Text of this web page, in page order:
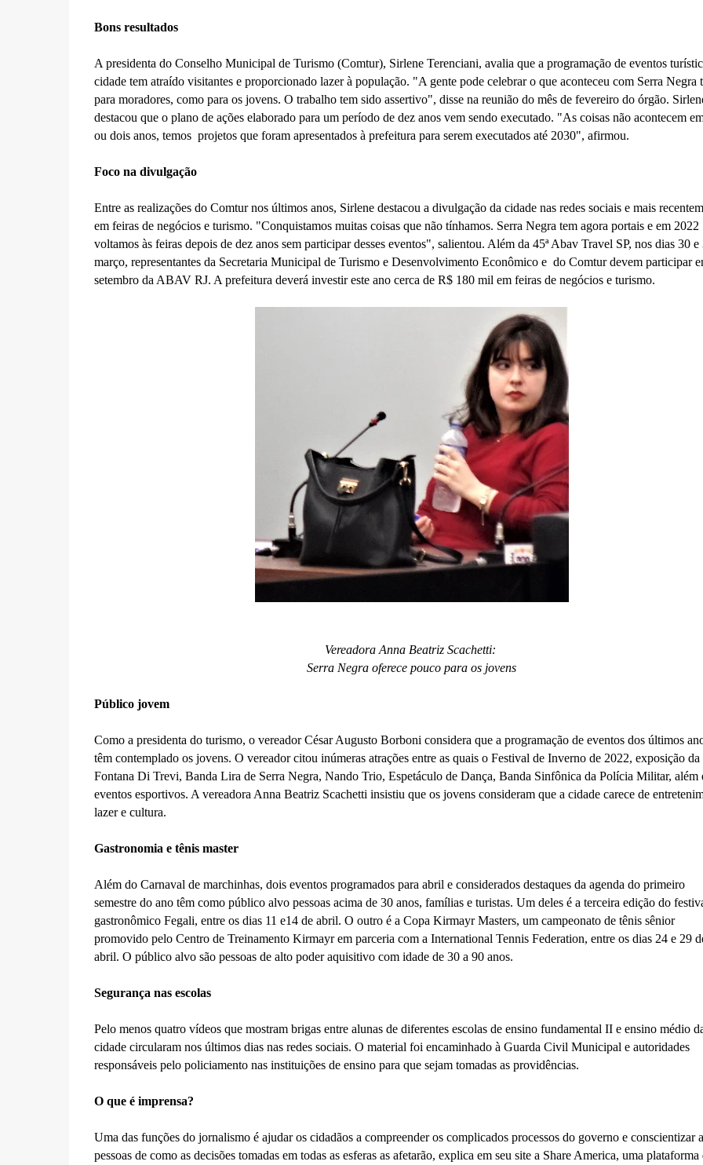
Bons resultados
A presidenta do Conselho Municipal de Turismo (Comtur), Sirlene Terenciani, avalia que a programação de eventos
cidade tem atraído visitantes e proporcionado lazer à população. "A gente pode celebrar o que aconteceu com Serra Negra
para moradores, como para os jovens. O trabalho tem sido assertivo", disse na reunião do mês de fevereiro do órgão.
destacou que o plano de ações elaborado para um período de dez anos vem sendo executado. "As coisas não acontecem
ou dois anos, temos projetos que foram apresentados à prefeitura para serem executados até 2030", afirmou.
Foco na divulgação
Entre as realizações do Comtur nos últimos anos, Sirlene destacou a divulgação da cidade nas redes sociais e mais
em feiras de negócios e turismo. "Conquistamos muitas coisas que não tínhamos. Serra Negra tem agora portais e em 2022
voltamos às feiras depois de dez anos sem participar desses eventos", salientou. Além da 45ª Abav Travel SP, nos dias 30 e
março, representantes da Secretaria Municipal de Turismo e Desenvolvimento Econômico e do Comtur devem participar
setembro da ABAV RJ. A prefeitura deverá investir este ano cerca de R$ 180 mil em feiras de negócios e turismo.
Vereadora Anna Beatriz Scachetti:
Serra Negra oferece pouco para os jovens
Público jovem
Como a presidenta do turismo, o vereador César Augusto Borboni considera que a programação de eventos dos últimos
têm contemplado os jovens. O vereador citou inúmeras atrações entre as quais o Festival de Inverno de 2022, exposição da
Fontana Di Trevi, Banda Lira de Serra Negra, Nando Trio, Espetáculo de Dança, Banda Sinfônica da Polícia Militar, além
eventos esportivos. A vereadora Anna Beatriz Scachetti insistiu que os jovens consideram que a cidade carece de
lazer e cultura.
Gastronomia e tênis master
Além do Carnaval de marchinhas, dois eventos programados para abril e considerados destaques da agenda do primeiro
semestre do ano têm como público alvo pessoas acima de 30 anos, famílias e turistas. Um deles é a terceira edição do
gastronômico Fegali, entre os dias 11 e14 de abril. O outro é a Copa Kirmayr Masters, um campeonato de tênis sênior
promovido pelo Centro de Treinamento Kirmayr em parceria com a International Tennis Federation, entre os dias 24 e 29
abril. O público alvo são pessoas de alto poder aquisitivo com idade de 30 a 90 anos.
Segurança nas escolas
Pelo menos quatro vídeos que mostram brigas entre alunas de diferentes escolas de ensino fundamental II e ensino médio
cidade circularam nos últimos dias nas redes sociais. O material foi encaminhado à Guarda Civil Municipal e autoridades
responsáveis pelo policiamento nas instituições de ensino para que sejam tomadas as providências.
O que é imprensa?
Uma das funções do jornalismo é ajudar os cidadãos a compreender os complicados processos do governo e conscientizar
pessoas de como as decisões tomadas em todas as esferas as afetarão, explica em seu site a Share America, uma plataforma